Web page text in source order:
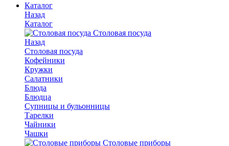
Каталог
Назад
Каталог
Столовая посуда
Назад
Столовая посуда
Кофейники
Кружки
Салатники
Блюда
Блюдца
Супницы и бульонницы
Тарелки
Чайники
Чашки
Cтоловые приборы